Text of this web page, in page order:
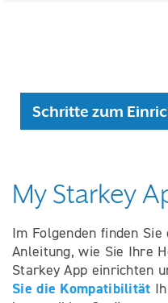
Schritte zum
My Starkey
Im Folgenden finden
Anleitung, wie Sie Ihre
Starkey App einrichten
Sie die Kompatibilität